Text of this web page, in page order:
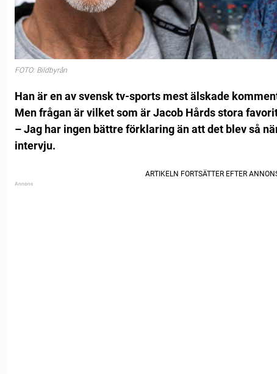
FOTO: Bildbyrån
Han är en av svensk tv-sports mest älskade
Men frågan är vilket som är Jacob Hårds stora
– Jag har ingen bättre förklaring än att det blev så
intervju.